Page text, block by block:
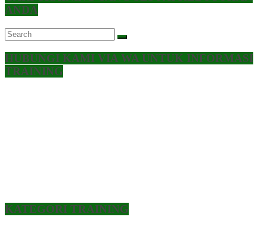
ANDA
HUBUNGI KAMI VIA WA UNTUK INFORMASI
TRAINING
KATEGORI TRAINING